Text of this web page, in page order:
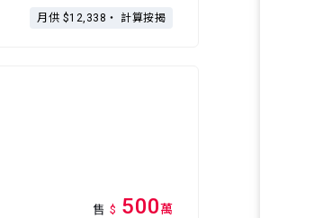
月供 $12,338・ 計算按揭
售 $ 500萬